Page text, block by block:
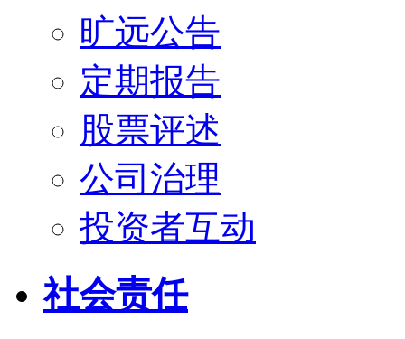
旷远公告
定期报告
股票评述
公司治理
投资者互动
社会责任